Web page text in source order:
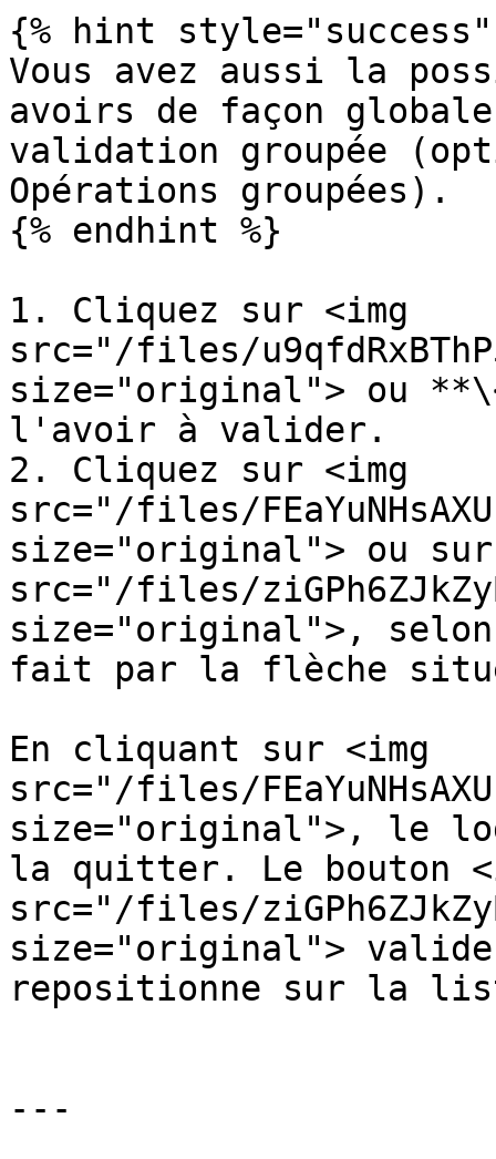
{% hint style="success"
Vous avez aussi la
avoirs de façon
validation groupée
Opérations groupées).
{% endhint %}
1. Cliquez sur <img
src="/files/
size="original"> ou
l'avoir à valider.
2. Cliquez sur <img
src="/files/
size="original"> ou sur
src="/files/
size="original">,
fait par la flèche
En cliquant sur <img
src="/files/
size="original">, le
la quitter. Le bouton
src="/files/
size="original">
repositionne sur la
---